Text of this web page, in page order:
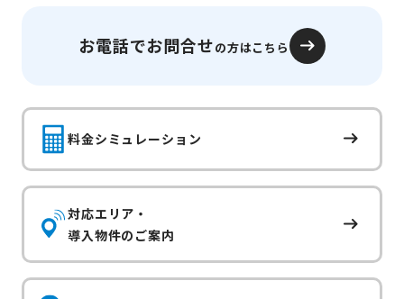
お電話でお問合せの方はこちら
料金シミュレーション
対応エリア・
導入物件のご案内